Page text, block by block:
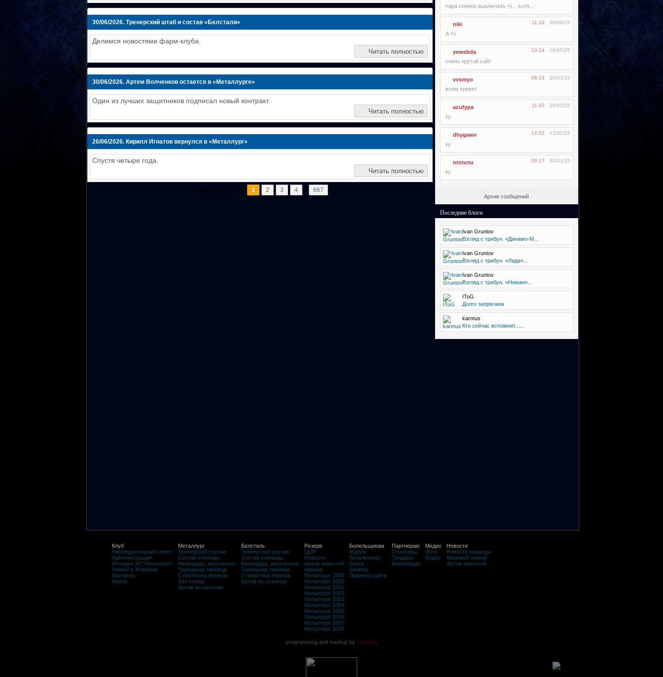
30/06/2026. Тренерский штаб и состав «Белстали»
Делимся новостями фарм-клуба.
Читать полностью
30/06/2026. Артем Волченков остается в «Металлурге»
Один из лучших защитников подписал новый контракт.
Читать полностью
26/06/2026. Кирилл Игнатов вернулся в «Металлург»
Спустя четыре года.
Читать полностью
1 2 3 4 667
пара снежок выключать =)... хотя...
niki 06/06/25
11:10
А то
yewebda 16/05/25
10:24
очень крутой сайт
vvsmyo 20/03/25
08:23
всем привет
azufypa 28/02/25
11:30
ку
dhygawv 12/02/25
14:52
ку
ntonctu 30/01/25
09:17
ку
Архив сообщений
Последние блоги
Ivan Gruntov
Взгляд с трибун. «Динамо-М...
Ivan Gruntov
Взгляд с трибун. «Лида»...
Ivan Gruntov
Взгляд с трибун. «Неман»...
IToG
Долго запрягаем
karmus
Кто сейчас вспомнит......
Клуб
Наблюдательный совет
Администрация
История ХК "Металлург"
Хоккей в Жлобине
Контакты
Арена
Металлург
Тренерский состав
Состав команды
Календарь, результаты
Турнирная таблица
Статистика игроков
Зал славы
Архив по сезонам
Белсталь
Тренерский состав
Состав команды
Календарь, результаты
Турнирная таблица
Статистика игроков
Архив по сезонам
Резерв
ЦОР
Новости
Архив новостей
Афиша
Металлург 1999
Металлург 2000
Металлург 2001
Металлург 2002
Металлург 2003
Металлург 2004
Металлург 2005
Металлург 2006
Металлург 2007
Металлург 2008
Болельщикам
Форум
Тотализатор
Блоги
Билеты
Правила сайта
Партнерам
Спонсоры
Тендеры
Коммерция
Медиа
Фото
Видео
Новости
Новости команды
Мировой хоккей
Архив новостей
programming and markup by ©rasheg